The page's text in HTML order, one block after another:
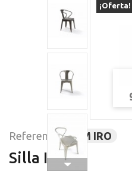
¡Oferta!
Referencia LUM IRO
Silla IRON